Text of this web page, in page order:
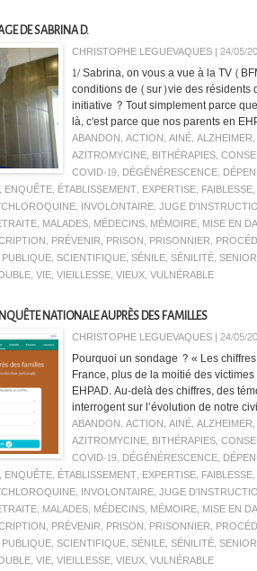
DE SABRINA D.
CHRISTOPHE LEGUEVAQUES | 24/05/
1/ Sabrina, on vous a vue à la TV
conditions de (sur)vie des résidents
initiative ? Tout simplement parce
là, c'est parce que nos parents en
ABANDON, ACTION, AINÉ, ALZHEIMER,
AZITROMYCINE, BITHÉRAPIES,
COVID-19, DÉGÉNÉRESCENCE,
, ENQUÊTE, ÉTABLISSEMENT, EXPERTISE, FAIBLESSE,
, INVOLONTAIRE, JUGE
, MALADES, MÉDECINS, MÉMOIRE, MISE EN
, PRÉVENIR, PRISON, PRISONNIER,
, SCIENTIFIQUE, SÉNILE, SÉNILITÉ, SENIOR
, VIE, VIEILLESSE, VIEUX, VULNÉRABLE
NATIONALE AUPRÈS DES FAMILLES
CHRISTOPHE LEGUEVAQUES | 24/05/
Pourquoi un sondage ? « Les
France, plus de la moitié des
EHPAD. Au-delà des chiffres, des
interrogent sur l’évolution de notre
ABANDON, ACTION, AINÉ, ALZHEIMER,
AZITROMYCINE, BITHÉRAPIES,
COVID-19, DÉGÉNÉRESCENCE,
, ENQUÊTE, ÉTABLISSEMENT, EXPERTISE, FAIBLESSE,
, INVOLONTAIRE, JUGE
, MALADES, MÉDECINS, MÉMOIRE, MISE EN
, PRÉVENIR, PRISON, PRISONNIER,
, SCIENTIFIQUE, SÉNILE, SÉNILITÉ, SENIOR
, VIE, VIEILLESSE, VIEUX, VULNÉRABLE